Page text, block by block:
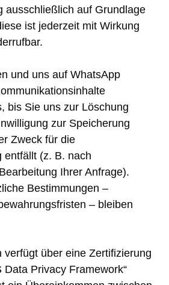
ausschließlich auf Grundlage
ist jederzeit mit Wirkung
und uns auf WhatsApp
bis Sie uns zur Löschung
zur Speicherung
Zweck für die
entfällt (z. B. nach
Ihrer Anfrage).
Bestimmungen –
– bleiben
verfügt über eine Zertifizierung
Data Privacy Framework“